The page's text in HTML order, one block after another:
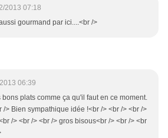
2013 07:18
gourmand par ici....<br />
06:39
bons plats comme ça qu'il faut en ce moment.
/> Bien sympathique idée !<br /> <br /> <br />
/> <br /> <br /> gros bisous<br /> <br /> <br